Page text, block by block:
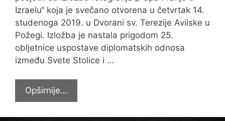
Izraelu“ koja je svečano otvorena u četvrtak 14.
studenoga 2019. u Dvorani sv. Terezije Avilske u
Požegi. Izložba je nastala prigodom 25.
obljetnice uspostave diplomatskih odnosa
između Svete Stolice i …
Opširnije…
sedmih
i